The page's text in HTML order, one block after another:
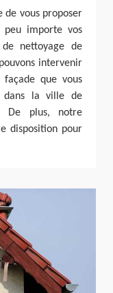
de vous proposer
importe vos
nettoyage de
intervenir
que vous
dans la ville de
De plus, notre
disposition pour